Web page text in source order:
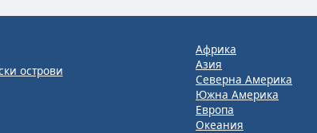
острови
Африка
Азия
Северна Америка
Южна Америка
Европа
Океания